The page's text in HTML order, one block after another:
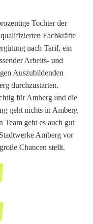
Tochter der
Fachkräfte
nach Tarif, ein
Arbeits- und
Auszubildenden
durchzustarten.
für Amberg und die
geht nichts in Amberg
Team geht es auch gut
Amberg vor
Chancen stellt.